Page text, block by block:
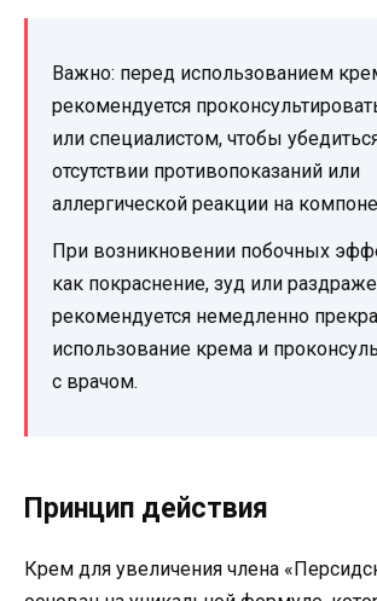
Важно: перед использованием
рекомендуется
или специалистом, чтобы
отсутствии противопоказаний или
аллергической реакции на
При возникновении побочных
как покраснение, зуд или
рекомендуется немедленно
использование крема и
с врачом.
Принцип действия
Крем для увеличения члена